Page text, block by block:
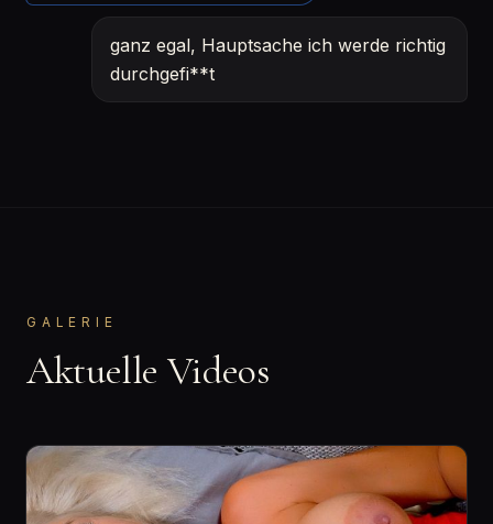
ganz egal, Hauptsache ich werde richtig
durchgefi**t
GALERIE
Aktuelle Videos